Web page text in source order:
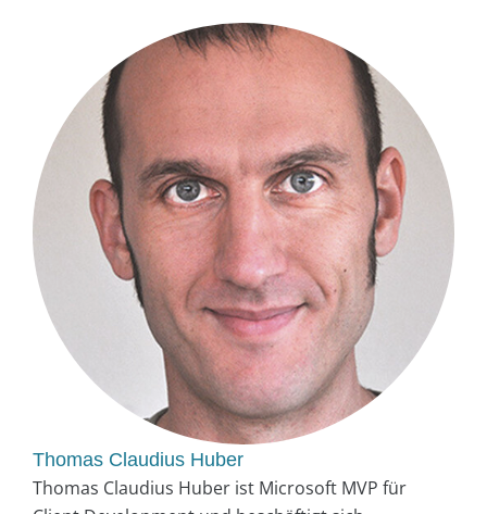
Thomas Claudius Huber
Thomas Claudius Huber ist Microsoft MVP für